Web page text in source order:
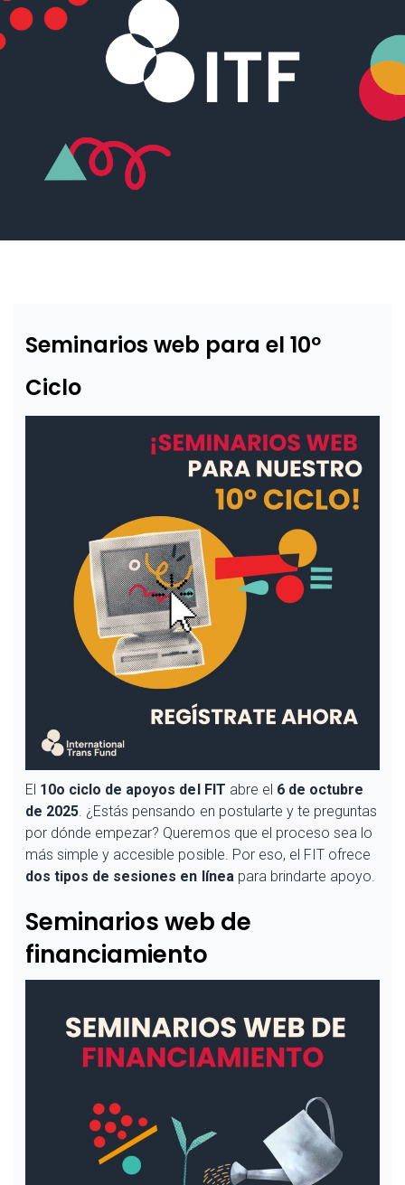
Seminarios web para el 10º
Ciclo
El 10o ciclo de apoyos del FIT abre el 6 de octubre
de 2025. ¿Estás pensando en postularte y te preguntas
por dónde empezar? Queremos que el proceso sea lo
más simple y accesible posible. Por eso, el FIT ofrece
dos tipos de sesiones en líneapara brindarte apoyo.
Seminarios web de
financiamiento